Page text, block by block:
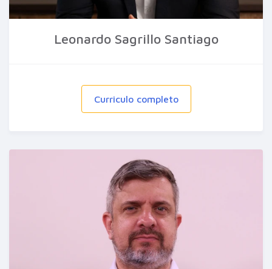
Leonardo Sagrillo Santiago
Curriculo completo